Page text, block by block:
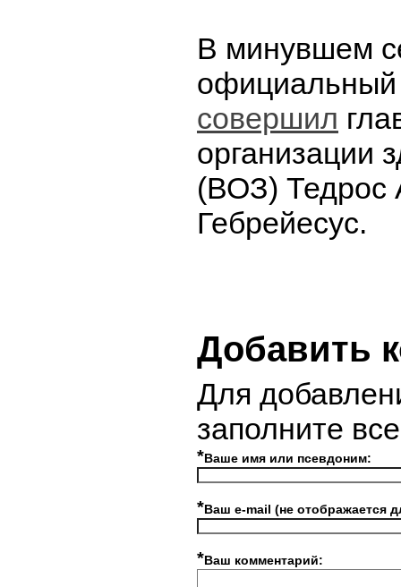
В минувшем
официальный
совершил
организации
(ВОЗ) Тедрос
Гебрейесус.
Добавить
Для
заполните
*Ваше имя или псевдоним:
*Ваш e-mail (не отображается
*Ваш комментарий: